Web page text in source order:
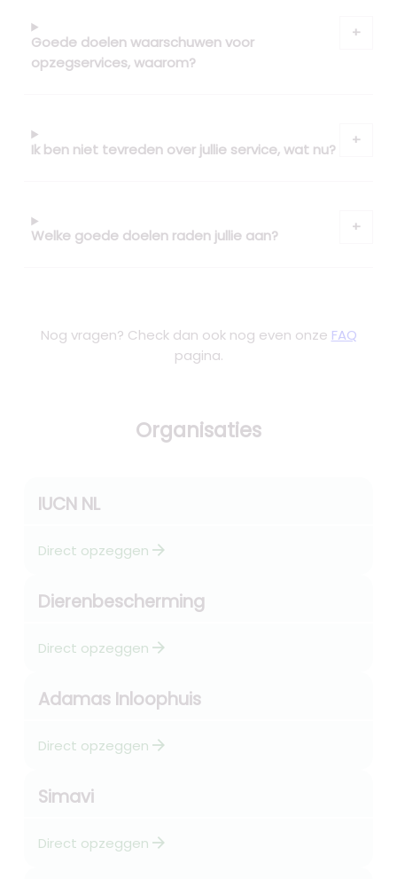
Goede doelen waarschuwen voor
opzegservices, waarom?
Ik ben niet tevreden over jullie service, wat nu?
Welke goede doelen raden jullie aan?
Nog vragen? Check dan ook nog even onze FAQ
pagina.
Organisaties
IUCN NL
Direct opzeggen arrow_forward
Dierenbescherming
Direct opzeggen arrow_forward
Adamas Inloophuis
Direct opzeggen arrow_forward
Simavi
Direct opzeggen arrow_forward